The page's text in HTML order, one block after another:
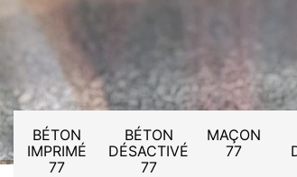
BÉTON
IMPRIMÉ
77
BÉTON
DÉSACTIVÉ
77
MAÇON
77